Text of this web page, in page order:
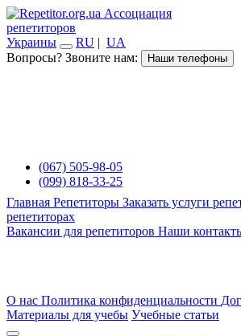
Ассоциация
репетиторов
Украины
RU | UA
Вопросы? Звоните нам:
Наши телефоны
(067) 505-98-05
(099) 818-33-25
Главная Репетиторы Заказать услуги
репетиторах
Вакансии для репетиторов Наши
О нас Политика конфиденциальности
Материалы для учебы Учебные статьи